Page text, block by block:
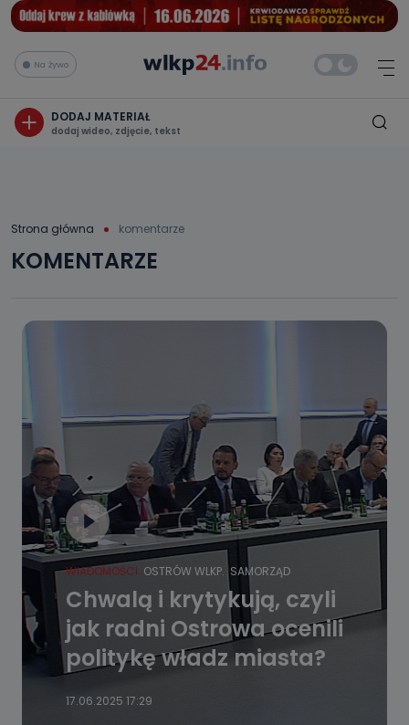
Na żywo
DODAJ MATERIAŁ
dodaj wideo, zdjęcie, tekst
Strona główna komentarze
KOMENTARZE
WIADOMOŚCI OSTRÓW WLKP. SAMORZĄD
Chwalą i krytykują, czyli
jak radni Ostrowa ocenili
politykę władz miasta?
17.06.2025 17:29